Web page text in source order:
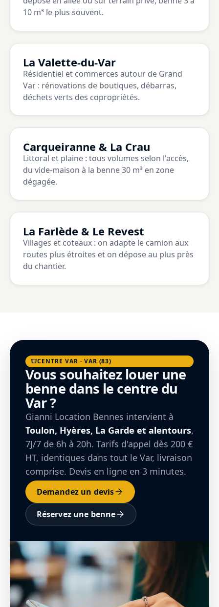
10 m³ le plus souvent.
La Valette-du-Var
Résidentiel et commerces autour de Grand
Var : rénovations de boutiques, débarras,
déchets verts des copropriétés.
Carqueiranne & La Crau
Littoral et plaine : tous volumes selon l'accès,
du vide-maison à la benne 30 m³ en zone
dégagée.
La Farlède & Le Revest
Villages et coteaux : on adapte le camion aux
routes plus étroites et on dépose au plus près
du chantier.
CENTRE VAR · VAR (83)
Vous souhaitez louer une
benne dans le centre du
Var ?
Gianni Location Bennes intervient à
Toulon, Hyères, La Garde et alentours,
7J/7 de 6h à 20h. Tarifs d'appel dès 200 €
HT, identiques dans tout le Var, livraison
comprise. Devis en ligne en 3 minutes.
Demandez un devis
Réservez une benne